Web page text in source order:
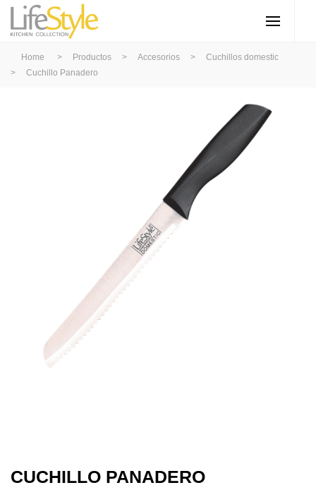
Home > Productos > Accesorios >
Cuchillos domestic
>
Cuchillo Panadero
CUCHILLO PANADERO